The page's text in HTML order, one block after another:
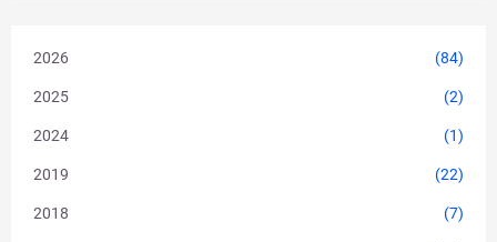
2026 (84)
2025 (2)
2024 (1)
2019 (22)
2018 (7)